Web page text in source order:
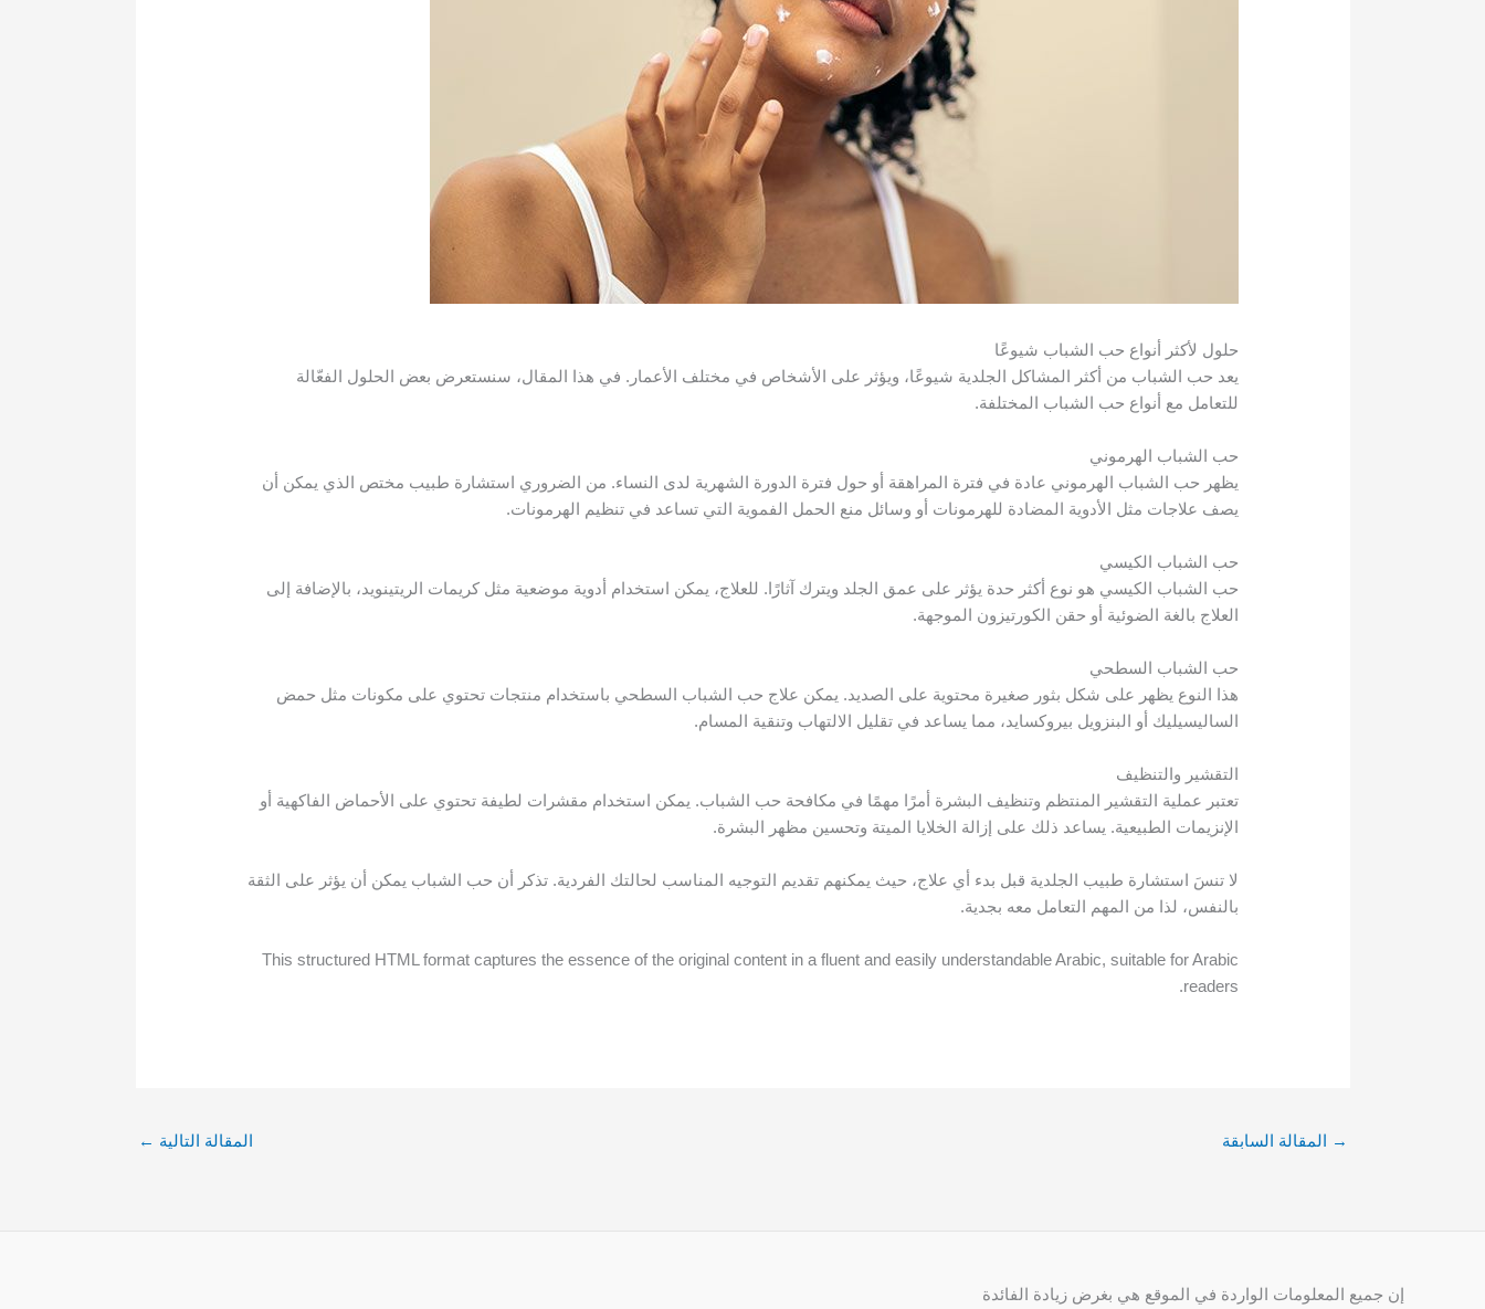
حلول لأكثر أنواع حب الشباب شيوعًا
يعد حب الشباب من أكثر المشاكل الجلدية شيوعًا، ويؤثر على الأشخاص في مختلف الأعمار. في هذا المقال، سنستعرض بعض الحلول الفعّالة
للتعامل مع أنواع حب الشباب المختلفة.
حب الشباب الهرموني
يظهر حب الشباب الهرموني عادة في فترة المراهقة أو حول فترة الدورة الشهرية لدى النساء. من الضروري استشارة طبيب مختص الذي يمكن أن
يصف علاجات مثل الأدوية المضادة للهرمونات أو وسائل منع الحمل الفموية التي تساعد في تنظيم الهرمونات.
حب الشباب الكيسي
حب الشباب الكيسي هو نوع أكثر حدة يؤثر على عمق الجلد ويترك آثارًا. للعلاج، يمكن استخدام أدوية موضعية مثل كريمات الريتينويد، بالإضافة إلى
العلاج بالغة الضوئية أو حقن الكورتيزون الموجهة.
حب الشباب السطحي
هذا النوع يظهر على شكل بثور صغيرة محتوية على الصديد. يمكن علاج حب الشباب السطحي باستخدام منتجات تحتوي على مكونات مثل حمض
الساليسيليك أو البنزويل بيروكسايد، مما يساعد في تقليل الالتهاب وتنقية المسام.
التقشير والتنظيف
تعتبر عملية التقشير المنتظم وتنظيف البشرة أمرًا مهمًا في مكافحة حب الشباب. يمكن استخدام مقشرات لطيفة تحتوي على الأحماض الفاكهية أو
الإنزيمات الطبيعية. يساعد ذلك على إزالة الخلايا الميتة وتحسين مظهر البشرة.
لا تنسَ استشارة طبيب الجلدية قبل بدء أي علاج، حيث يمكنهم تقديم التوجيه المناسب لحالتك الفردية. تذكر أن حب الشباب يمكن أن يؤثر على الثقة
بالنفس، لذا من المهم التعامل معه بجدية.
This structured HTML format captures the essence of the original content in a fluent and easily understandable Arabic, suitable for Arabic
readers.
→ المقالة السابقة المقالة التالية ←
إن جميع المعلومات الواردة في الموقع هي بغرض زيادة الفائدة